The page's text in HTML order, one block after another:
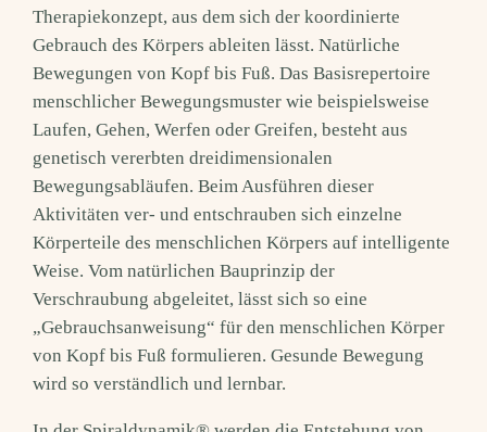
Therapiekonzept, aus dem sich der koordinierte
Gebrauch des Körpers ableiten lässt. Natürliche
Bewegungen von Kopf bis Fuß. Das Basisrepertoire
menschlicher Bewegungsmuster wie beispielsweise
Laufen, Gehen, Werfen oder Greifen, besteht aus
genetisch vererbten dreidimensionalen
Bewegungsabläufen. Beim Ausführen dieser
Aktivitäten ver- und entschrauben sich einzelne
Körperteile des menschlichen Körpers auf intelligente
Weise. Vom natürlichen Bauprinzip der
Verschraubung abgeleitet, lässt sich so eine
„Gebrauchsanweisung“ für den menschlichen Körper
von Kopf bis Fuß formulieren. Gesunde Bewegung
wird so verständlich und lernbar.